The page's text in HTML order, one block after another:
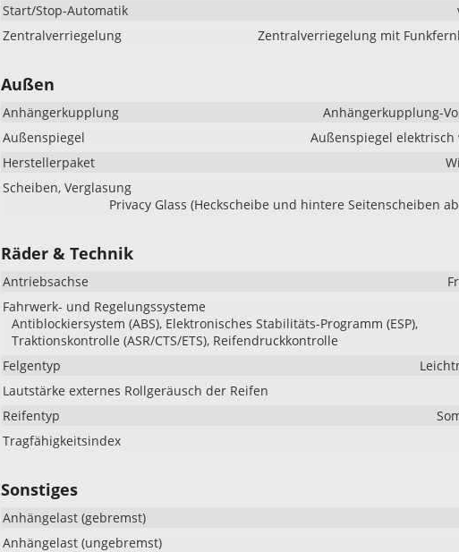
Start/Stop-Automatik
Zentralverriegelung
Zentralverriegelung mit
Außen
Anhängerkupplung
Anhängerkupplung-
Außenspiegel
Außenspiegel
Herstellerpaket
Scheiben, Verglasung
Privacy Glass (Heckscheibe und hintere Seitenscheiben
Räder & Technik
Antriebsachse
Fahrwerk- und Regelungssysteme
Antiblockiersystem (ABS), Elektronisches Stabilitäts-Programm (ESP),
Traktionskontrolle (ASR/CTS/ETS), Reifendruckkontrolle
Felgentyp
Lautstärke externes Rollgeräusch der Reifen
Reifentyp
Tragfähigkeitsindex
Sonstiges
Anhängelast (gebremst)
Anhängelast (ungebremst)